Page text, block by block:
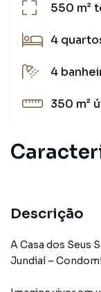
550 m²
4
4
350 m²
Armário
Descrição
A Casa dos Seus
Jundiaí –